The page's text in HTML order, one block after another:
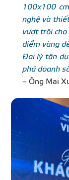
100x100
nghệ và
vượt trội
điểm vàng
Đại lý tận
phá doanh
– Ông Mai